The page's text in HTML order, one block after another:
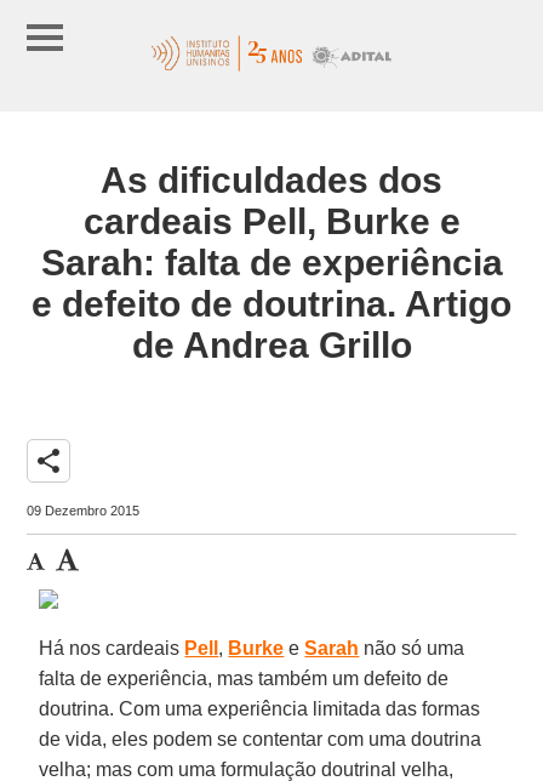
As dificuldades dos
cardeais Pell, Burke e
Sarah: falta de experiência
e defeito de doutrina. Artigo
de Andrea Grillo
share
09 Dezembro 2015
Há nos cardeais Pell , Burke eSarah não só uma
falta de experiência, mas também um defeito de
doutrina. Com uma experiência limitada das formas
de vida, eles podem se contentar com uma doutrina
velha; mas com uma formulação doutrinal velha,